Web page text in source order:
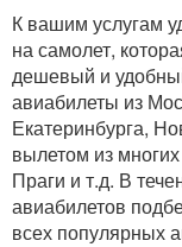
К вашим услугам
на самолет,
дешевый и
авиабилеты из
Екатеринбурга,
вылетом из
Праги и т.д. В
авиабилетов
всех популярных